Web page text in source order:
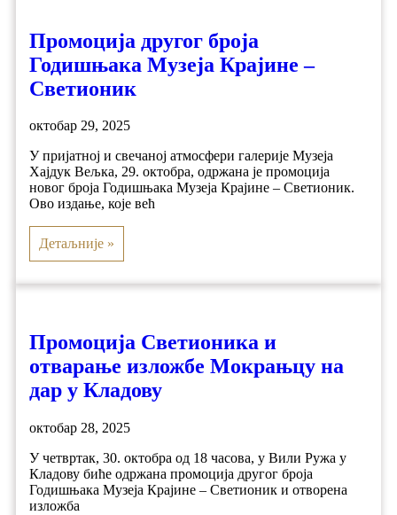
Промоција другог броја
Годишњака Музеја Крајине –
Светионик
октобар 29, 2025
У пријатној и свечаној атмосфери галерије Музеја
Хајдук Вељка, 29. октобра, одржана је промоција
новог броја Годишњака Музеја Крајине – Светионик.
Ово издање, које већ
Детаљније »
Промоција Светионика и
отварање изложбе Мокрањцу на
дар у Кладову
октобар 28, 2025
У четвртак, 30. октобра од 18 часова, у Вили Ружа у
Кладову биће одржана промоција другог броја
Годишњака Музеја Крајине – Светионик и отворена
изложба